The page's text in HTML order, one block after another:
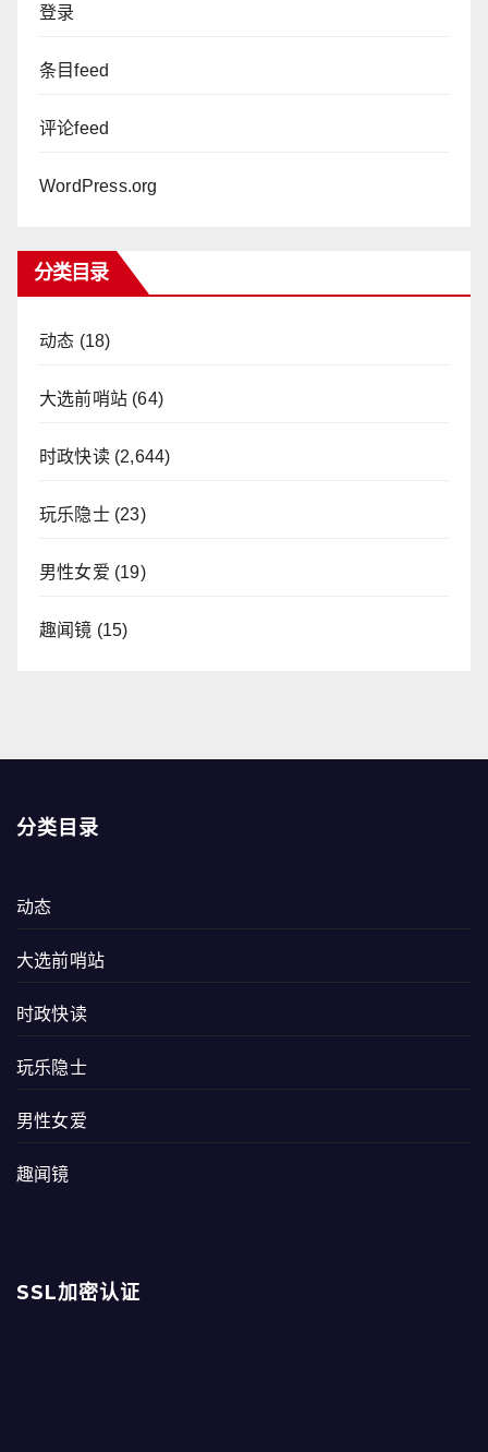
登录
条目feed
评论feed
WordPress.org
分类目录
动态 (18)
大选前哨站 (64)
时政快读(2,644)
玩乐隐士(23)
男性女爱 (19)
趣闻镜 (15)
分类目录
动态
大选前哨站
时政快读
玩乐隐士
男性女爱
趣闻镜
SSL加密认证